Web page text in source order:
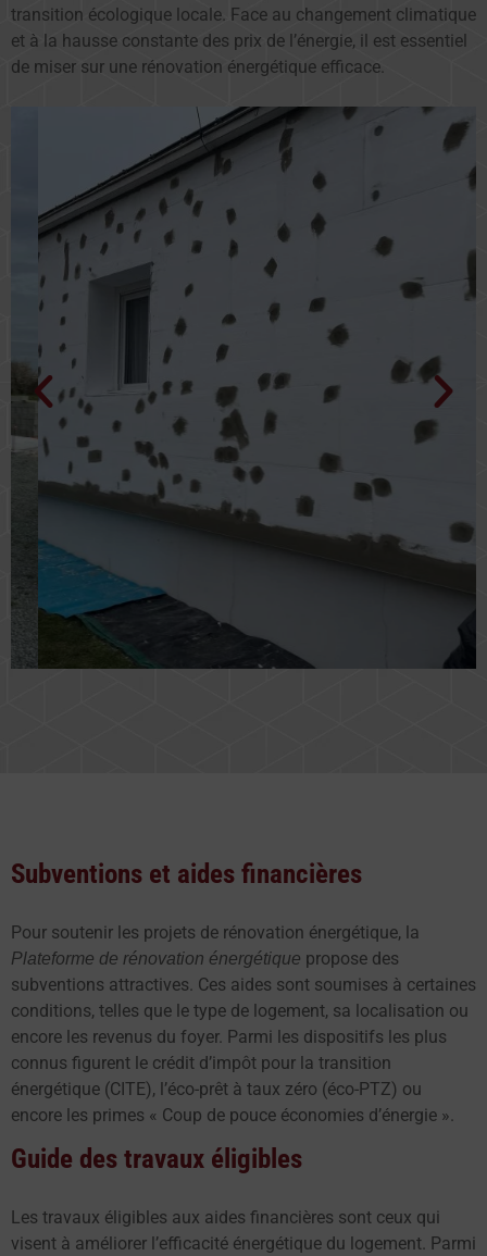
transition écologique locale. Face au changement climatique
et à la hausse constante des prix de l’énergie, il est essentiel
de miser sur une rénovation énergétique efficace.
Subventions et aides financières
Pour soutenir les projets de rénovation énergétique, la
Plateforme de rénovation énergétique propose des
subventions attractives. Ces aides sont soumises à certaines
conditions, telles que le type de logement, sa localisation ou
encore les revenus du foyer. Parmi les dispositifs les plus
connus figurent le crédit d’impôt pour la transition
énergétique (CITE), l’éco-prêt à taux zéro (éco-PTZ) ou
encore les primes « Coup de pouce économies d’énergie ».
Guide des travaux éligibles
Les travaux éligibles aux aides financières sont ceux qui
visent à améliorer l’efficacité énergétique du logement. Parmi